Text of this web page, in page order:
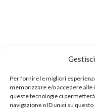
Per fornire le migliori
memorizzare e/o accedere alle
queste tecnologie ci
navigazione o ID unici su